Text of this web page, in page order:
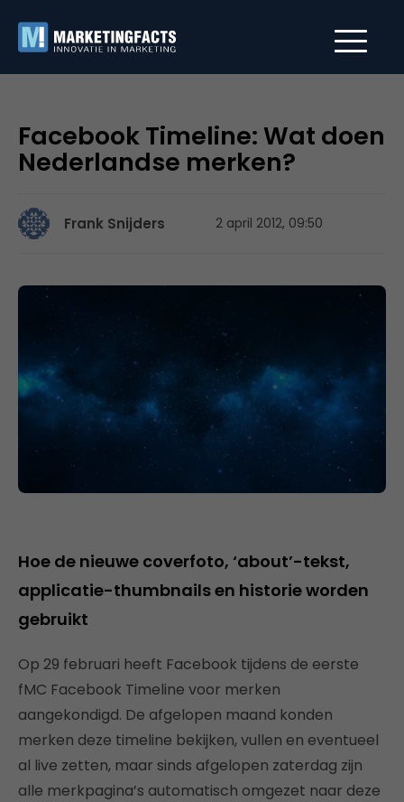
Facebook Timeline: Wat doen
Nederlandse merken?
Frank Snijders 2 april 2012, 09:50
Hoe de nieuwe coverfoto, ‘about’-tekst,
applicatie-thumbnails en historie worden
gebruikt
Op 29 februari heeft Facebook tijdens de eerste
fMC Facebook Timeline voor merken
aangekondigd. De afgelopen maand konden
merken deze timeline bekijken, vullen en eventueel
al live zetten, maar sinds afgelopen zaterdag zijn
alle merkpagina’s automatisch omgezet naar deze